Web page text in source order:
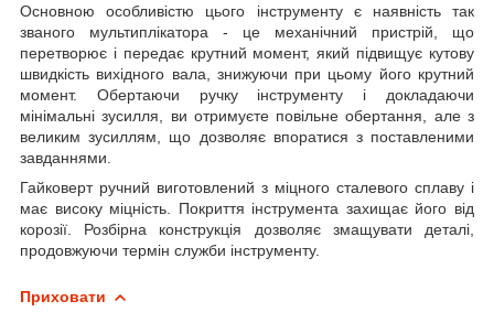
Основною особливістю цього інструменту є наявність так
званого мультиплікатора - це механічний пристрій, що
перетворює і передає крутний момент, який підвищує кутову
швидкість вихідного вала, знижуючи при цьому його крутний
момент. Обертаючи ручку інструменту і докладаючи
мінімальні зусилля, ви отримуєте повільне обертання, але з
великим зусиллям, що дозволяє впоратися з поставленими
завданнями.
Гайковерт ручний виготовлений з міцного сталевого сплаву і
має високу міцність. Покриття інструмента захищає його від
корозії. Розбірна конструкція дозволяє змащувати деталі,
продовжуючи термін служби інструменту.
Приховати